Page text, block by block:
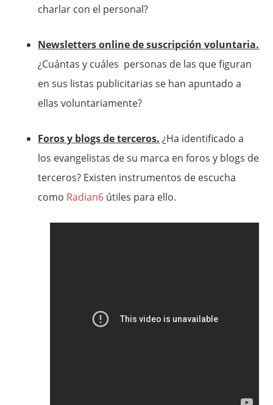
charlar con el personal?
Newsletters online de suscripción voluntaria.
¿Cuántas y cuáles personas de las que figuran
en sus listas publicitarias se han apuntado a
ellas voluntariamente?
Foros y blogs de terceros. ¿Ha identificado a
los evangelistas de su marca en foros y blogs de
terceros? Existen instrumentos de escucha
como Radian6 útiles para ello.